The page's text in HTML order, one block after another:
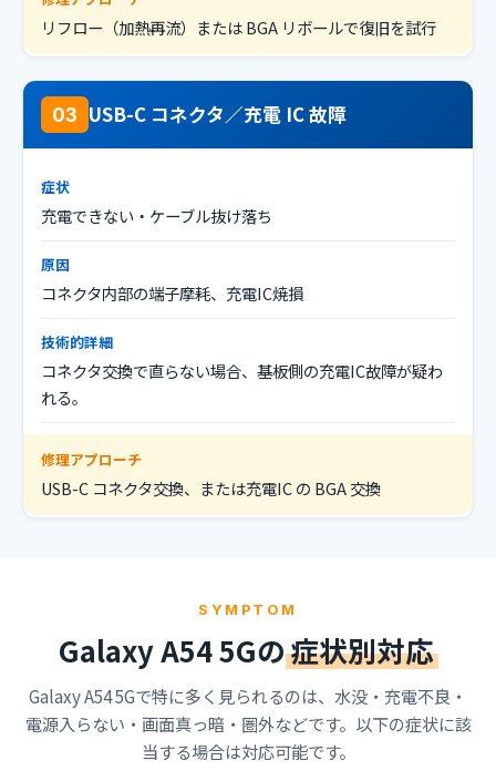
リフロー（加熱再流）または BGA リボールで復旧を試行
03 USB-C コネクタ／充電 IC 故障
症状
充電できない・ケーブル抜け落ち
原因
コネクタ内部の端子摩耗、充電IC焼損
技術的詳細
コネクタ交換で直らない場合、基板側の充電IC故障が疑わ
れる。
修理アプローチ
USB-C コネクタ交換、または充電IC の BGA 交換
SYMPTOM
Galaxy A54 5Gの症状別対応
Galaxy A54 5Gで特に多く見られるのは、水没・充電不良・
電源入らない・画面真っ暗・圏外などです。以下の症状に該
当する場合は対応可能です。